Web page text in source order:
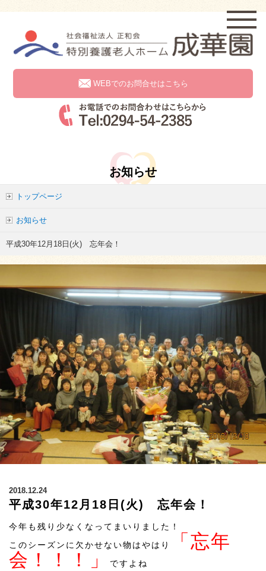
WEBでのお問合せはこちら
お知らせ
トップページ
お知らせ
平成30年12月18日(火) 忘年会！
2018.12.24
平成30年12月18日(火) 忘年会！
今年も残り少なくなってまいりました！
このシーズンに欠かせない物はやはり
「忘年
会！！！」
ですよね